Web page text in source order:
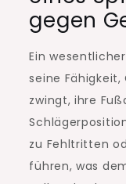
gegen
Ein
seine Fähigkeit,
zwingt, ihre
zu Fehltritten
führen, was